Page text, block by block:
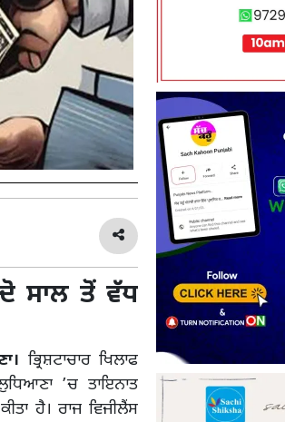
ਸਾਲ ਤੋਂ ਵੱਧ
ਭ੍ਰਿਸ਼ਟਾਚਾਰ ਖਿਲਾਫ
’ਚ ਤਾਇਨਾਤ
ਹੈ। ਰਾਜ ਵਿਜੀਲੈਂਸ